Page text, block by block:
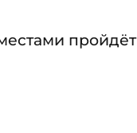
пройдёт